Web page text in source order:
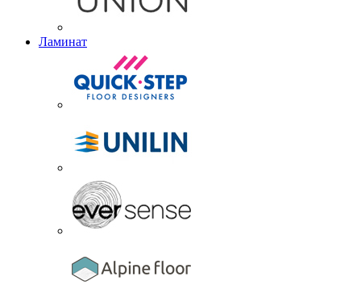
Ламинат